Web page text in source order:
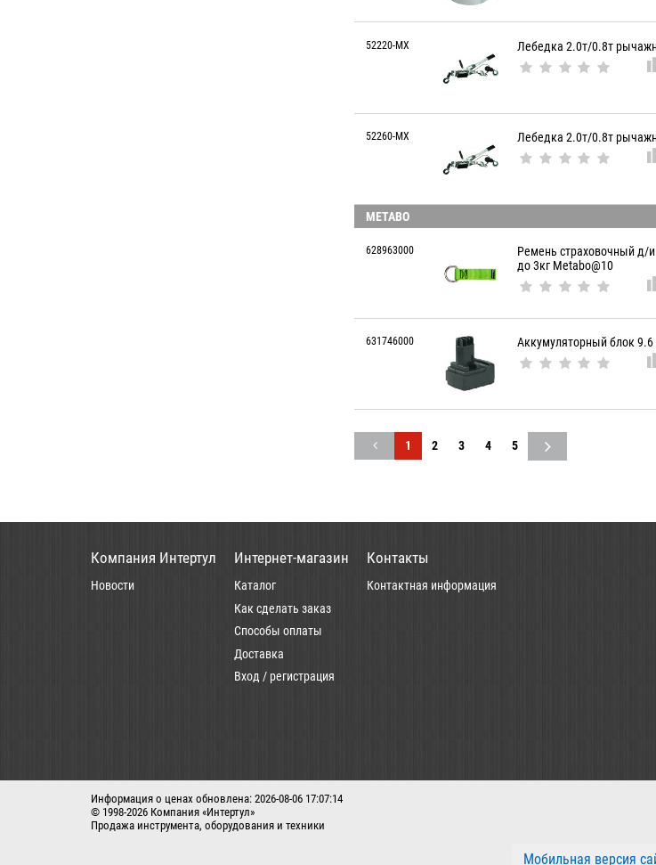
52220-MX Лебедка 2.0т/0.8т
52260-MX Лебедка 2.0т/0.8т
METABO
628963000
Ремень страховочный д/
до 3кг Metabo@10
631746000 Аккумуляторный блок 9.6
1 2 3 4 5
Компания Интертул
Новости
Интернет-магазин
Каталог
Как сделать заказ
Способы оплаты
Доставка
Вход / регистрация
Контакты
Контактная информация
Информация о ценах обновлена: 2026-08-06 17:07:14
© 1998-2026 Компания «Интертул»
Продажа инструмента, оборудования и техники
Мобильная версия